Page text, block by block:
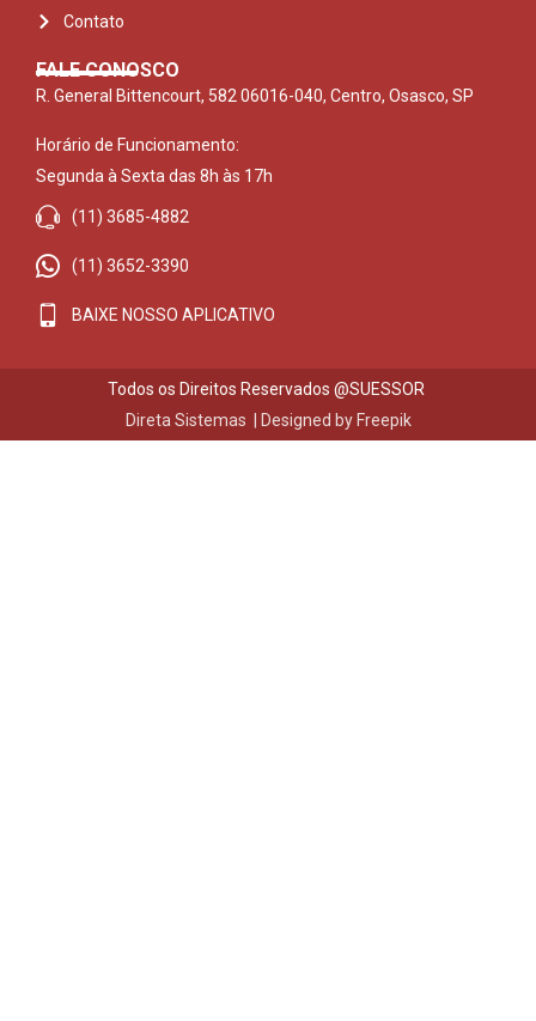
Contato
FALE CONOSCO
R. General Bittencourt, 582 06016-040, Centro, Osasco, SP
Horário de Funcionamento:
Segunda à Sexta das 8h às 17h
(11) 3685-4882
(11) 3652-3390
BAIXE NOSSO APLICATIVO
Todos os Direitos Reservados @SUESSOR
Direta Sistemas |
Designed by Freepik